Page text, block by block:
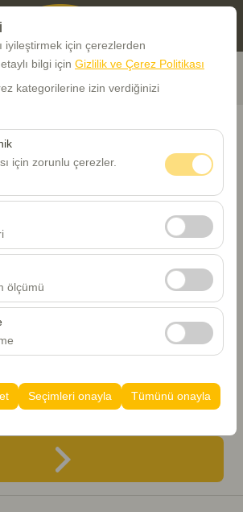
iyileştirmek için çerezlerden
bilgi için Gizlilik ve Çerez Politikası
kategorilerine izin verdiğinizi
için zorunlu çerezler.
doğru şekilde çalışması, güvenlik,
temel işlevler için gereklidir. Devre
nasıl kullanıldığını (ziyaretçi sayısı,
sayfalar, kullanıcı davranışları)
Bu veriler, web sitesi
ve kullanıcı deneyimini sürekli
ölçümü
alanlarınıza uygun kişiselleştirilmiş
ve reklam kampanyalarımızın
sayısı, tıklama oranı) ölçmemize
koruyarak, platformdaki
ve sürekliliğini sağlamak
Seçimleri onayla Tümünü onayla
- TZX
istiyorum
08:00